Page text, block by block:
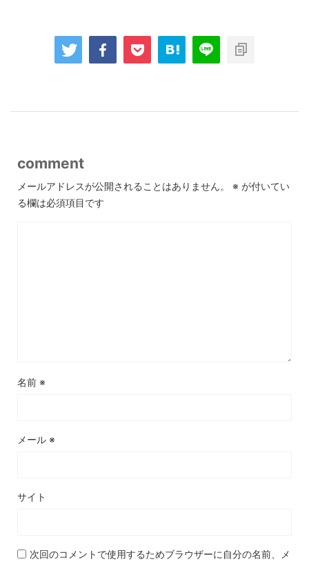
comment
メールアドレスが公開されることはありません。 ※ が付いてい
る欄は必須項目です
名前 ※
メール ※
サイト
次回のコメントで使用するためブラウザーに自分の名前、メ